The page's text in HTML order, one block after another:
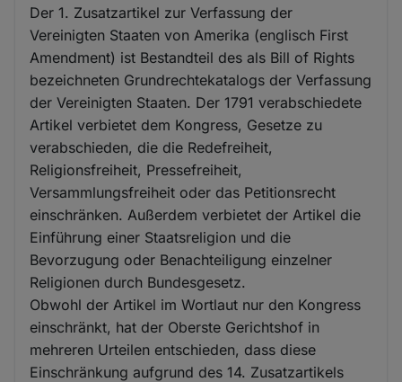
Der 1. Zusatzartikel zur Verfassung der
Vereinigten Staaten von Amerika (englisch First
Amendment) ist Bestandteil des als Bill of Rights
bezeichneten Grundrechtekatalogs der Verfassung
der Vereinigten Staaten. Der 1791 verabschiedete
Artikel verbietet dem Kongress, Gesetze zu
verabschieden, die die Redefreiheit,
Religionsfreiheit, Pressefreiheit,
Versammlungsfreiheit oder das Petitionsrecht
einschränken. Außerdem verbietet der Artikel die
Einführung einer Staatsreligion und die
Bevorzugung oder Benachteiligung einzelner
Religionen durch Bundesgesetz.
Obwohl der Artikel im Wortlaut nur den Kongress
einschränkt, hat der Oberste Gerichtshof in
mehreren Urteilen entschieden, dass diese
Einschränkung aufgrund des 14. Zusatzartikels